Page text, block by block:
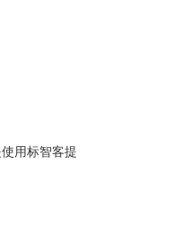
用标智客提